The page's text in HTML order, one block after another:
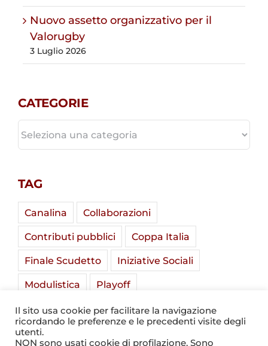
Nuovo assetto organizzativo per il
Valorugby
3 Luglio 2026
CATEGORIE
TAG
Canalina
Collaborazioni
Contributi pubblici
Coppa Italia
Finale Scudetto
Iniziative Sociali
Modulistica
Playoff
Soladria Serie A Élite
Stadio Mirabello
Summer Camp
Il sito usa cookie per facilitare la navigazione
ricordando le preferenze e le precedenti visite degli
utenti.
NON sono usati cookie di profilazione. Sono